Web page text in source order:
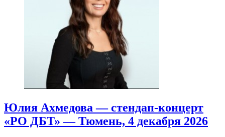
Юлия Ахмедова — стендап-концерт
«РО ДБТ» — Тюмень, 4 декабря 2026